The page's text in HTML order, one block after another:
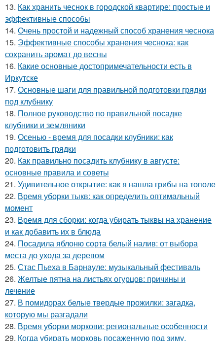
13. Как хранить чеснок в городской квартире: простые и
эффективные способы
14. Очень простой и надежный способ хранения чеснока
15. Эффективные способы хранения чеснока: как
сохранить аромат до весны
16. Какие основные достопримечательности есть в
Иркутске
17. Основные шаги для правильной подготовки грядки
под клубнику
18. Полное руководство по правильной посадке
клубники и земляники
19. Осенью - время для посадки клубники: как
подготовить грядки
20. Как правильно посадить клубнику в августе:
основные правила и советы
21. Удивительное открытие: как я нашла грибы на тополе
22. Время уборки тыкв: как определить оптимальный
момент
23. Время для сборки: когда убирать тыквы на хранение
и как добавить их в блюда
24. Посадила яблоню сорта белый налив: от выбора
места до ухода за деревом
25. Стас Пьеха в Барнауле: музыкальный фестиваль
26. Желтые пятна на листьях огурцов: причины и
лечение
27. В помидорах белые твердые прожилки: загадка,
которую мы разгадали
28. Время уборки моркови: региональные особенности
29. Когда убирать морковь посаженную под зиму.